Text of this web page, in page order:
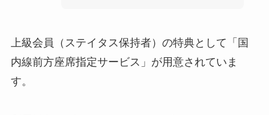
上級会員（ステイタス保持者）の特典として「国
内線前方座席指定サービス」が用意されていま
す。